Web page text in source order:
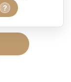
?
00:01
23:59